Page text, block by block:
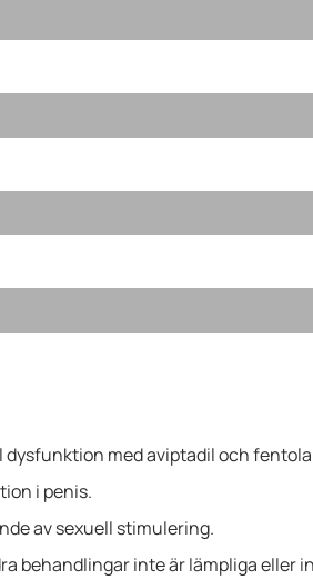
dysfunktion med aviptadil och
i penis.
av sexuell stimulering.
behandlingar inte är lämpliga eller